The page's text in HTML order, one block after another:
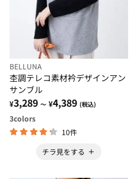
BELLUNA
杢調テレコ素材衿デザインアン
サンブル
¥3,289 ～ ¥4,389 (税込)
3colors
10件
チラ見をする